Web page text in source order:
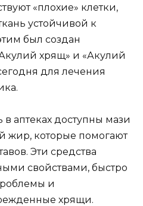
«плохие» клетки,
устойчивой к
был создан
хрящ» и «Акулий
для лечения
аптеках доступны мази
жир, которые помогают
Эти средства
свойствами, быстро
и
хрящи.